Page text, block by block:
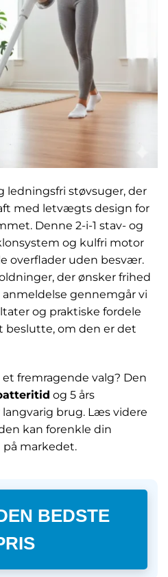
ledningsfri støvsuger, der
med letvægts design for
Denne 2-i-1 stav- og
og kulfri motor
overflader uden besvær.
der ønsker frihed
gennemgår vi
og praktiske fordele
om den er det
fremragende valg? Den
og 5 års
brug. Læs videre
kan forenkle din
på markedet.
BEDSTE